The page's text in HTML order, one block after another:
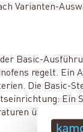
Varianten-
Basic-
regelt. Ein
Die Basic-
Ein
über 85